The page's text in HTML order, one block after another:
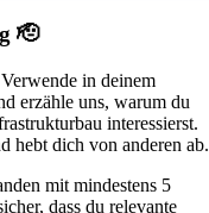
🫡
in deinem
erzähle uns, warum du
interessierst.
hebt dich von anderen ab.
mit mindestens 5
dass du relevante